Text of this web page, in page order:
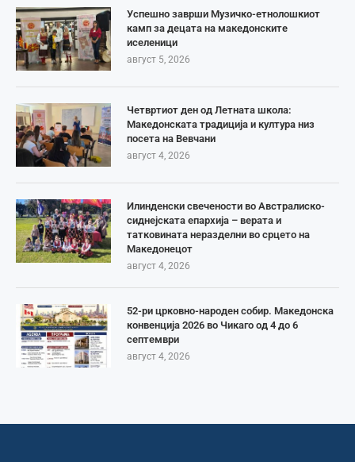
Успешно заврши Музичко-етнолошкиот
камп за децата на македонските
иселеници
август 5, 2026
Четвртиот ден од Летната школа:
Македонската традиција и култура низ
посета на Вевчани
август 4, 2026
Илинденски свечености во Австралиско-
сиднејската епархија – верата и
татковината неразделни во срцето на
Македонецот
август 4, 2026
52-ри црковно-народен собир. Македонска
конвенција 2026 во Чикаго од 4 до 6
септември
август 4, 2026